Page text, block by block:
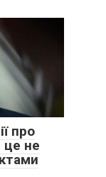
про
це не